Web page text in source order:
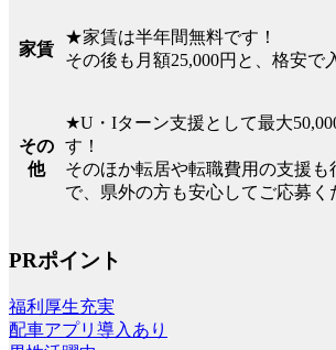
家賃
★家賃は半年間無料です！
その後も月額25,000円と、格安で
その
他
★U・Iターン支援として最大
す！
そのほか転居や転職費用の支援も
で、県外の方も安心してご応募く
PRポイント
福利厚生充実
配車アプリ導入あり